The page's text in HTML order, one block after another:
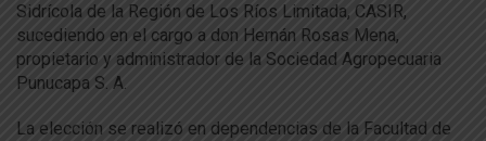
Sidrícola de la Región de Los Ríos Limitada, CASIR,
sucediendo en el cargo a don Hernán Rosas Mena,
propietario y administrador de la Sociedad Agropecuaria
Punucapa S. A.
La elección se realizó en dependencias de la Facultad de